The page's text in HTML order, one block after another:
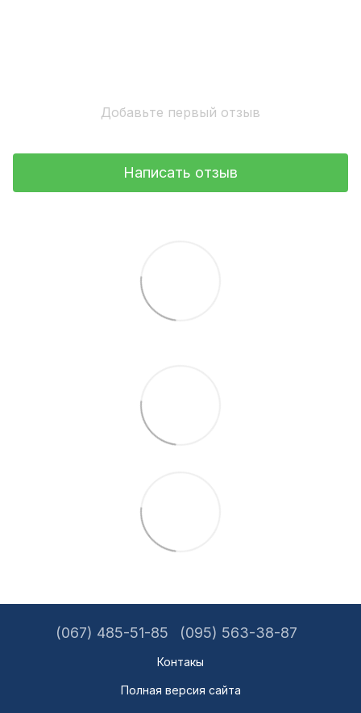
Добавьте первый отзыв
Написать отзыв
(067) 485-51-85 (095) 563-38-87
Контакы
Полная версия сайта